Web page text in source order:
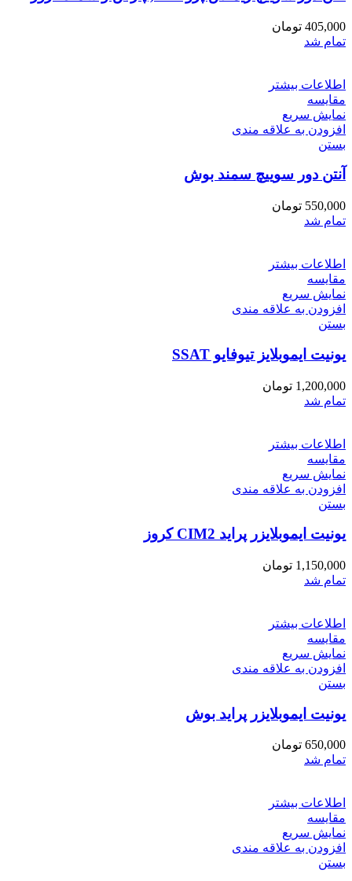
405,000 تومان
تمام شد
اطلاعات بیشتر
مقایسه
نمایش سریع
افزودن به علاقه مندی
بستن
آنتن دور سوییچ سمند بوش
550,000 تومان
تمام شد
اطلاعات بیشتر
مقایسه
نمایش سریع
افزودن به علاقه مندی
بستن
یونیت ایموبلایز تیوفایو SSAT
1,200,000 تومان
تمام شد
اطلاعات بیشتر
مقایسه
نمایش سریع
افزودن به علاقه مندی
بستن
یونیت ایموبلایزر پراید CIM2 کروز
1,150,000 تومان
تمام شد
اطلاعات بیشتر
مقایسه
نمایش سریع
افزودن به علاقه مندی
بستن
یونیت ایموبلایزر پراید بوش
650,000 تومان
تمام شد
اطلاعات بیشتر
مقایسه
نمایش سریع
افزودن به علاقه مندی
بستن